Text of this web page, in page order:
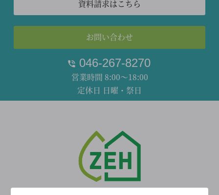
資料請求はこちら
お問い合わせ
046-267-8270
営業時間 8:00～18:00
定休日 日曜・祭日